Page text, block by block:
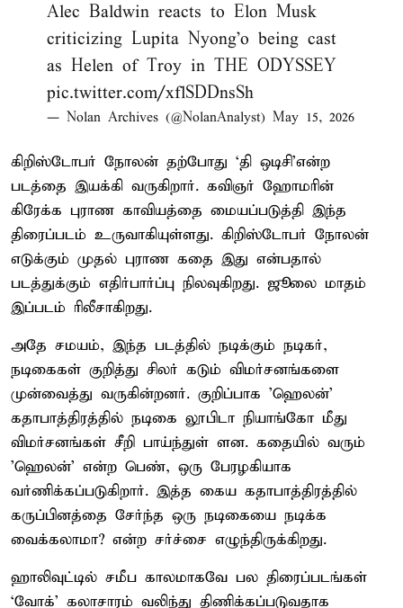
Alec Baldwin reacts to Elon Musk
criticizing Lupita Nyong'o being cast
as Helen of Troy in THE ODYSSEY
pic.twitter.com/xflSDDnsSh
— Nolan Archives (@NolanAnalyst) May 15, 2026
கிறிஸ்டோபர் நோலன் தற்போது ‘தி ஒடிசி’என்ற
படத்தை இயக்கி வருகிறார். கவிஞர் ஹோமரின்
கிரேக்க புராண காவியத்தை மையப்படுத்தி இந்த
திரைப்படம் உருவாகியுள்ளது. கிறிஸ்டோபர் நோலன்
எடுக்கும் முதல் புராண கதை இது என்பதால்
படத்துக்கும் எதிர்பார்ப்பு நிலவுகிறது. ஜூலை மாதம்
இப்படம் ரிலீசாகிறது.
அதே சமயம், இந்த படத்தில் நடிக்கும் நடிகர்,
நடிகைகள் குறித்து சிலர் கடும் விமர்சனங்களை
முன்வைத்து வருகின்றனர். குறிப்பாக 'ஹெலன்'
கதாபாத்திரத்தில் நடிகை லூபிடா நியாங்கோ மீது
விமர்சனங்கள் சீறி பாய்ந்துள் ளன. கதையில் வரும்
'ஹெலன்' என்ற பெண், ஒரு பேரழகியாக
வர்ணிக்கப்படுகிறார். இத்த கைய கதாபாத்திரத்தில்
கருப்பினத்தை சேர்ந்த ஒரு நடிகையை நடிக்க
வைக்கலாமா? என்ற சர்ச்சை எழுந்திருக்கிறது.
ஹாலிவுட்டில் சமீப காலமாகவே பல திரைப்படங்கள்
‘வோக்’ கலாசாரம் வலிந்து திணிக்கப்படுவதாக